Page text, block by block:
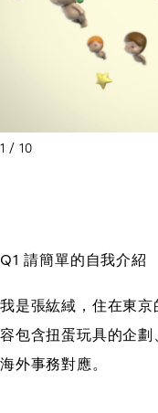
1 / 10
Q1 請簡單的自我介紹
我是張紘緎，住在東
容包含扭蛋玩具的企
海外事務對應。